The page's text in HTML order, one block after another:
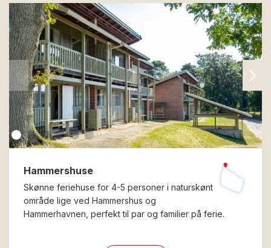
Hammershuse
Skønne feriehuse for 4-5 personer i naturskønt
område lige ved Hammershus og
Hammerhavnen, perfekt til par og familier på ferie.